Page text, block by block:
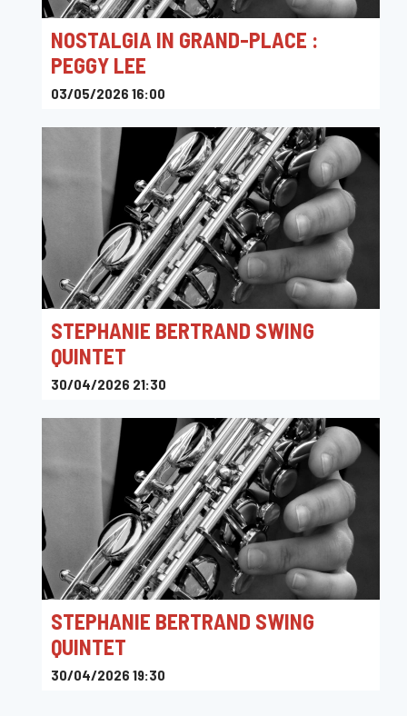
NOSTALGIA IN GRAND-PLACE :
PEGGY LEE
03/05/2026 16:00
STEPHANIE BERTRAND SWING
QUINTET
30/04/2026 21:30
STEPHANIE BERTRAND SWING
QUINTET
30/04/2026 19:30